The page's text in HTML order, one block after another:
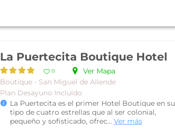
La Puertecita Boutique Hotel
11
Ver Mapa
Boutique - San Miguel de Allende
Plan Desayuno Incluido
La Puertecita es el primer Hotel Boutique en su
tipo de cuatro estrellas que al ser colonial,
pequeño y sofisticado, ofrec... Ver más